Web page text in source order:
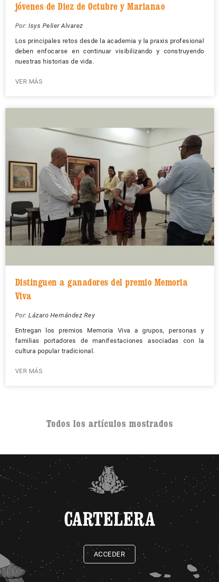
jóvenes de Diez de Octubre y Marianao
Por: Isys Pelier Alvarez
Los principales retos desde la academia y la praxis profesional
deben enfocarse en continuar visibilizando y construyendo
nuestras historias de vida.
VER MÁS
Distinguen a ganadores del premio Memoria
Viva
Por: Lázaro Hernández Rey
Entregan los premios Memoria Viva a grupos, personas y
familias portadores de manifestaciones asociadas con la
cultura popular tradicional.
VER MÁS
Todos los artículos mostrados
CARTELERA
ACCEDER